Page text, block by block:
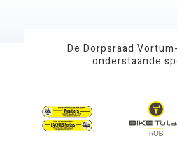
De Dorpsraad
onderstaande